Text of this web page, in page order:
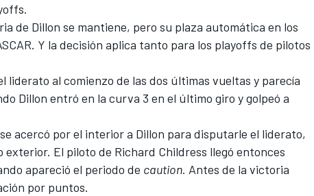
de Dillon se mantiene, pero su plaza automática en los
Y la decisión aplica tanto para los playoffs de pilotos
liderato al comienzo de las dos últimas vueltas y parecía
Dillon entró en la curva 3 en el último giro y golpeó a
se acercó por el interior a Dillon para disputarle el liderato,
exterior. El piloto de Richard Childress llegó entonces
apareció el periodo de caution. Antes de la victoria
por puntos.